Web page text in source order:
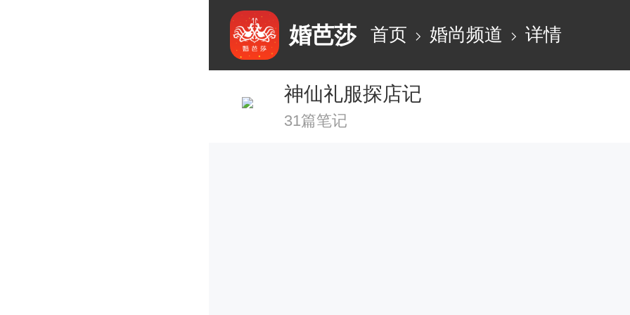
婚芭莎 首页 婚尚频道 详情
神仙礼服探店记
31篇笔记